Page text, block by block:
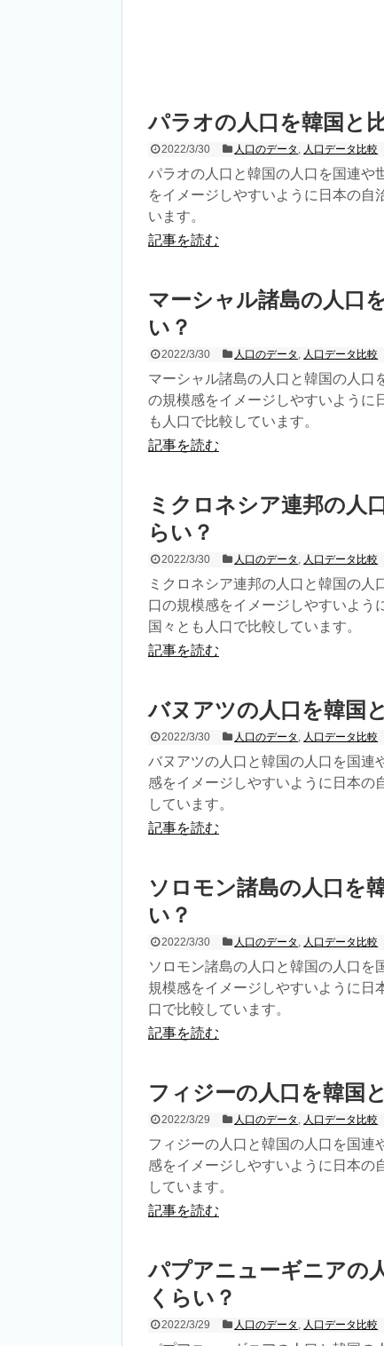
パラオの人口を韓国と
2022/3/30 人口のデータ , 人口データ比較
パラオの人口と韓国の人口を国連や
をイメージしやすいように日本の自
います。
記事を読む
マーシャル諸島の人口
い？
2022/3/30 人口のデータ , 人口データ比較
マーシャル諸島の人口と韓国の人口
の規模感をイメージしやすいように
も人口で比較しています。
記事を読む
ミクロネシア連邦の人
らい？
2022/3/30 人口のデータ , 人口データ比較
ミクロネシア連邦の人口と韓国の人
口の規模感をイメージしやすいよう
国々とも人口で比較しています。
記事を読む
バヌアツの人口を韓国
2022/3/30 人口のデータ , 人口データ比較
バヌアツの人口と韓国の人口を国連
感をイメージしやすいように日本の
しています。
記事を読む
ソロモン諸島の人口を
い？
2022/3/30 人口のデータ , 人口データ比較
ソロモン諸島の人口と韓国の人口
規模感をイメージしやすいように日
口で比較しています。
記事を読む
フィジーの人口を韓国
2022/3/29 人口のデータ , 人口データ比較
フィジーの人口と韓国の人口を国連
感をイメージしやすいように日本の
しています。
記事を読む
パプアニューギニアの
くらい？
2022/3/29 人口のデータ , 人口データ比較